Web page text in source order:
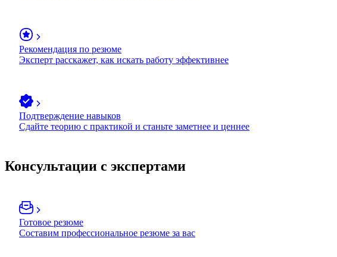
Рекомендация по резюме
Эксперт расскажет, как искать работу эффективнее
Подтверждение навыков
Сдайте теорию с практикой и станьте заметнее и ценнее
Консультации с экспертами
Готовое резюме
Составим профессиональное резюме за вас